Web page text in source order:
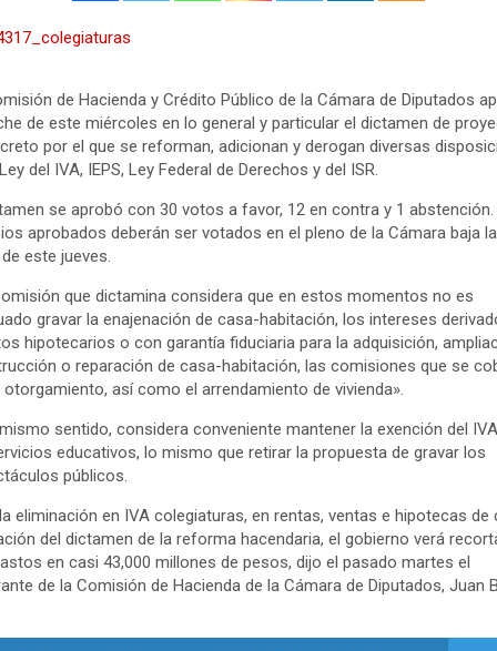
de Hacienda y Crédito Público de la Cámara de Diputados
de este miércoles en lo general y particular el dictamen de
por el que se reforman, adicionan y derogan diversas
del IVA, IEPS, Ley Federal de Derechos y del ISR.
se aprobó con 30 votos a favor, 12 en contra y 1
aprobados deberán ser votados en el pleno de la Cámara baja la
este jueves.
que dictamina considera que en estos momentos no es
gravar la enajenación de casa-habitación, los intereses
hipotecarios o con garantía fiduciaria para la adquisición,
o reparación de casa-habitación, las comisiones que se
otorgamiento, así como el arrendamiento de vivienda».
sentido, considera conveniente mantener la exención del
educativos, lo mismo que retirar la propuesta de gravar los
públicos.
eliminación en IVA colegiaturas, en rentas, ventas e hipotecas de
del dictamen de la reforma hacendaria, el gobierno verá
en casi 43,000 millones de pesos, dijo el pasado martes el
de la Comisión de Hacienda de la Cámara de Diputados, Juan